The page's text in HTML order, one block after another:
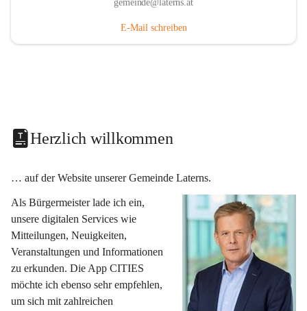
gemeinde@laterns.at
E-Mail schreiben
Herzlich willkommen
… auf der Website unserer Gemeinde Laterns.
Als Bürgermeister lade ich ein,
unsere digitalen Services wie
Mitteilungen, Neuigkeiten,
Veranstaltungen und Informationen
zu erkunden. Die App CITIES
möchte ich ebenso sehr empfehlen,
um sich mit zahlreichen